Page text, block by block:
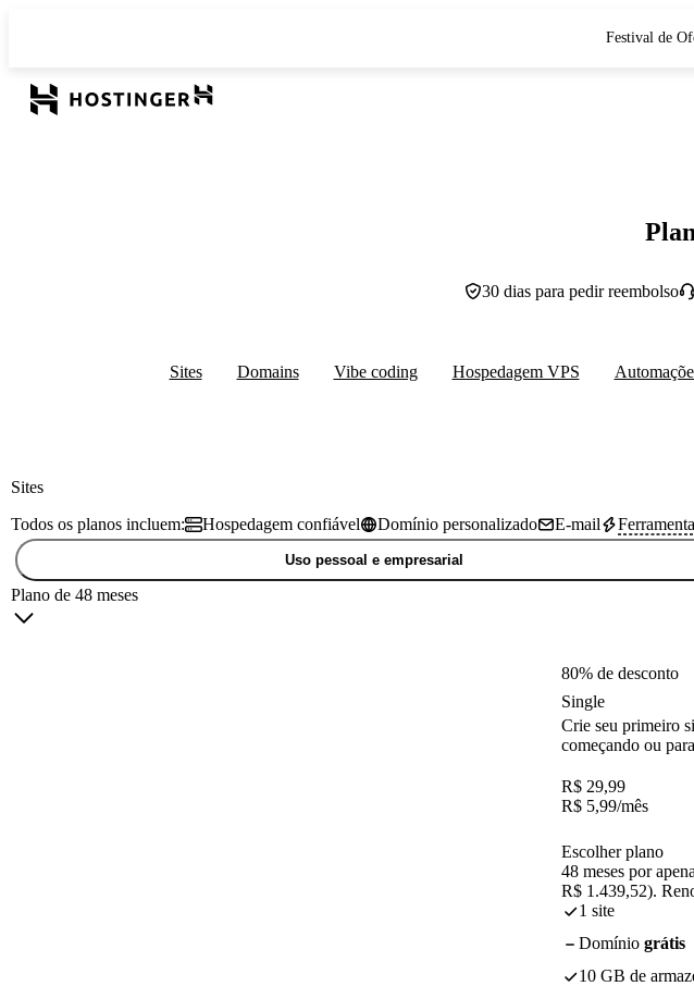
Festival de
30 dias para pedir reembolso
Sites Domains Vibe coding Hospedagem VPS
Sites
Todos os planos incluem:
Hospedagem confiável Domínio personalizado E-mail
Uso pessoal e empresarial
Plano de 48 meses
80% de desconto
Single
Crie seu primeiro
começando ou
R$ 29,99
R$ 5,99/mês
Escolher plano
48 meses por
R$ 1.439,52).
1 site
Domínio grátis
10 GB de